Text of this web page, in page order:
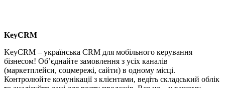
KeyCRM
KeyCRM – українська CRM для мобільного керування
бізнесом! Об’єднайте замовлення з усіх каналів
(маркетплейси, соцмережі, сайти) в одному місці.
Контролюйте комунікації з клієнтами, ведіть складський облік